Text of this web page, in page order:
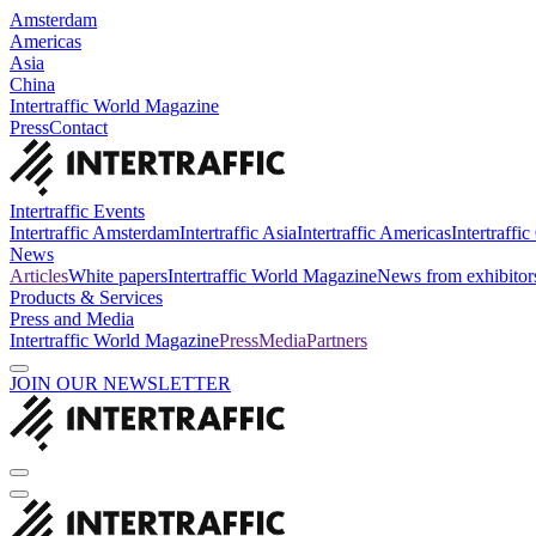
Amsterdam
Americas
Asia
China
Intertraffic World Magazine
PressContact
Intertraffic Events
Intertraffic AmsterdamIntertraffic AsiaIntertraffic AmericasIntertraffic
News
ArticlesWhite papersIntertraffic World MagazineNews from
Products & Services
Press and Media
Intertraffic World MagazinePressMediaPartners
JOIN OUR NEWSLETTER